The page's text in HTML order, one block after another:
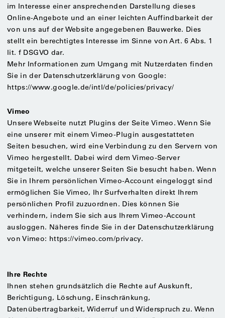
im Interesse einer ansprechenden Darstellung dieses
Online-Angebote und an einer leichten Auffindbarkeit der
von uns auf der Website angegebenen Bauwerke. Dies
stellt ein berechtigtes Interesse im Sinne von Art. 6 Abs. 1
lit. f DSGVO dar.
Mehr Informationen zum Umgang mit Nutzerdaten finden
Sie in der Datenschutzerklärung von Google:
https://www.google.de/intl/de/policies/privacy/
Vimeo
Unsere Webseite nutzt Plugins der Seite Vimeo. Wenn Sie
eine unserer mit einem Vimeo-Plugin ausgestatteten
Seiten besuchen, wird eine Verbindung zu den Servern von
Vimeo hergestellt. Dabei wird dem Vimeo-Server
mitgeteilt, welche unserer Seiten Sie besucht haben. Wenn
Sie in Ihrem persönlichen Vimeo-Account eingeloggt sind
ermöglichen Sie Vimeo, Ihr Surfverhalten direkt Ihrem
persönlichen Profil zuzuordnen. Dies können Sie
verhindern, indem Sie sich aus Ihrem Vimeo-Account
ausloggen. Näheres finde Sie in der Datenschutzerklärung
von Vimeo: https://vimeo.com/privacy.
Ihre Rechte
Ihnen stehen grundsätzlich die Rechte auf Auskunft,
Berichtigung, Löschung, Einschränkung,
Datenübertragbarkeit, Widerruf und Widerspruch zu. Wenn